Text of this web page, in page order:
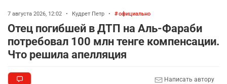
7 августа 2026, 12:02 • Кудрет Петр • официально
Отец погибшей в ДТП на Аль-Фараби
потребовал 100 млн тенге компенсации.
Что решила апелляция
Написать автору